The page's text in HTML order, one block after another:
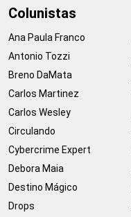
Colunistas
Ana Paula Franco
Antonio Tozzi
Breno DaMata
Carlos Martinez
Carlos Wesley
Circulando
Cybercrime Expert
Debora Maia
Destino Mágico
Drops